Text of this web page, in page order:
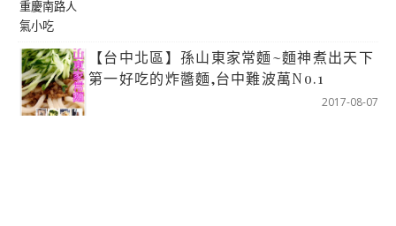
【台中北區】孫山東家常麵~麵神煮出天下
第一好吃的炸醬麵,台中難波萬No.1
2017-08-07